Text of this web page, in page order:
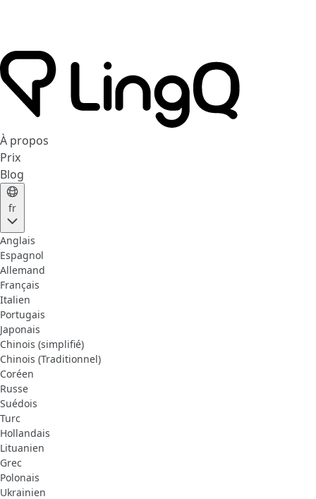
À propos
Prix
Blog
fr
Anglais
Espagnol
Allemand
Français
Italien
Portugais
Japonais
Chinois (simplifié)
Chinois (Traditionnel)
Coréen
Russe
Suédois
Turc
Hollandais
Lituanien
Grec
Polonais
Ukrainien